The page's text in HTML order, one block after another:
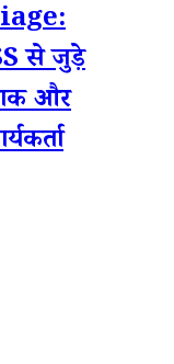
से जुड़े
और